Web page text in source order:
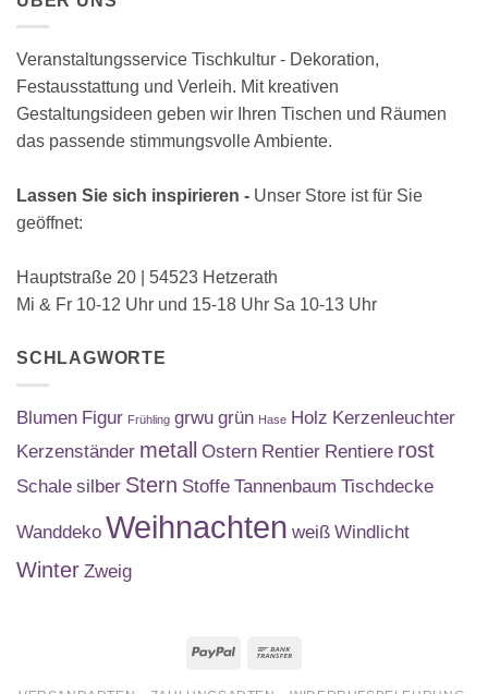
Veranstaltungsservice Tischkultur - Dekoration,
Festausstattung und Verleih. Mit kreativen
Gestaltungsideen geben wir Ihren Tischen und Räumen
das passende stimmungsvolle Ambiente.
Lassen Sie sich inspirieren - Unser Store ist für Sie
geöffnet:
Hauptstraße 20 | 54523 Hetzerath
Mi & Fr 10-12 Uhr und 15-18 Uhr Sa 10-13 Uhr
SCHLAGWORTE
Blumen Figur Frühling grwu grün Hase Holz Kerzenleuchter
Kerzenständer metall Ostern Rentier Rentiere rost
Schale silber Stern Stoffe Tannenbaum Tischdecke
Wanddeko Weihnachten weiß Windlicht
Winter Zweig
PayPal